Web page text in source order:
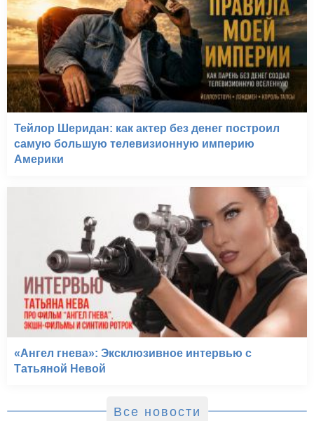
Тейлор Шеридан: как актер без денег построил
самую большую телевизионную империю
Америки
«Ангел гнева»: Эксклюзивное интервью с
Татьяной Невой
Все новости